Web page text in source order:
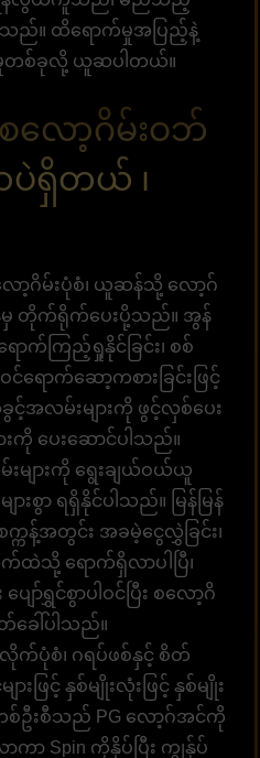
သည်။ ထိရောက်မှုအပြည့်နဲ့
တစ်ခုလို့ ယူဆပါတယ်။
လော့ဂိမ်းဝဘ်
ရှိတယ် ၊
လော့ဂိမ်းပုံစံ၊ ယူဆန်သို့ လော့ဂ်
မှ တိုက်ရိုက်ပေးပို့သည်။ အွန်
ောက်ကြည့်ရှုနိုင်ခြင်း၊ စစ်
င်ရောက်ဆော့ကစားခြင်းဖြင့်
လမ်းများကို ဖွင့်လှစ်ပေး
ားကို ပေးဆောင်ပါသည်။
များကို ရွေးချယ်ဝယ်ယူ
းစွာ ရရှိနိုင်ပါသည်။ မြန်မြန်
က္ကန့်အတွင်း အခမဲ့ငွေလွှဲခြင်း၊
ထဲသို့ ရောက်ရှိလာပါပြီ၊
ျော်ရွှင်စွာပါဝင်ပြီး စလော့ဂိ
တ်ခေါ်ပါသည်။
လိုက်ပုံစံ၊ ဂရပ်ဖစ်နှင့် စိတ်
းဖြင့် နှစ်မျိုးလုံးဖြင့် နှစ်မျိုး
စ်ဦးစီသည် PG လော့ဂ်အင်ကို
ာ Spin ကိုနှိပ်ပြီး ကျွန်ုပ်